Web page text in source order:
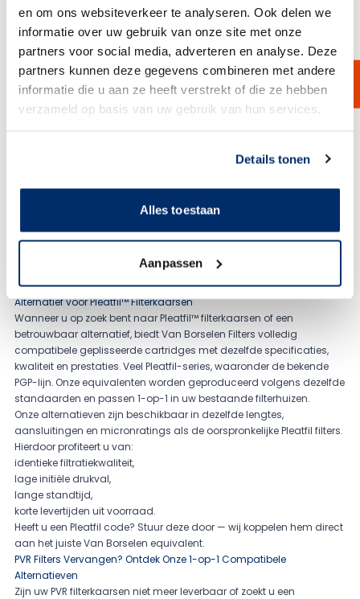
en om ons websiteverkeer te analyseren. Ook delen we
informatie over uw gebruik van onze site met onze
partners voor social media, adverteren en analyse. Deze
partners kunnen deze gegevens combineren met andere
informatie die u aan ze heeft verstrekt of die ze hebben
verzameld op basis van uw gebruik van hun services.
Details tonen
Alles toestaan
Aanpassen
Geplisseerde filterkaarsen voor optimale filtratie
Onze geplisseerde filterkaarsen hebben een gevouwen (pleated)
structuur die zorgt voor een extreem groot filtratieoppervlak in een
compact ontwerp. Hierdoor bieden ze een hoge vuilvangcapaciteit,
lage drukval en constante flow, waardoor ze aanzienlijk efficiënter
zijn dan standaard cilindrische filterelementen. Dit resulteert in een
lange levensduur, minder stilstand en lagere vervangingskosten.
lengtes en materialen. Dankzij hoogwaardige polymeren en
en andere industriestandaarden. Hierdoor zijn ze breed inzetbaar in
onder meer de voedingsmiddelenindustrie, farmaceutische
purity systemen.
alternatief voor veelgebruikte Pleatfil™ en PVR filterseries, met
identieke prestaties en compatibele aansluitingen.
Alternatief voor Pleatfil™ Filterkaarsen
Wanneer u op zoek bent naar Pleatfil™ filterkaarsen of een
betrouwbaar alternatief, biedt Van Borselen Filters volledig
compatibele geplisseerde cartridges met dezelfde specificaties,
kwaliteit en prestaties. Veel Pleatfil-series, waaronder de bekende
PGP-lijn. Onze equivalenten worden geproduceerd volgens dezelfde
standaarden en passen 1-op-1 in uw bestaande filterhuizen.
Onze alternatieven zijn beschikbaar in dezelfde lengtes,
aansluitingen en micronratings als de oorspronkelijke Pleatfil filters.
Hierdoor profiteert u van:
identieke filtratiekwaliteit,
lage initiële drukval,
lange standtijd,
korte levertijden uit voorraad.
Heeft u een Pleatfil code? Stuur deze door — wij koppelen hem direct
aan het juiste Van Borselen equivalent.
PVR Filters Vervangen? Ontdek Onze 1-op-1 Compatibele
Alternatieven
Zijn uw PVR filterkaarsen niet meer leverbaar of zoekt u een